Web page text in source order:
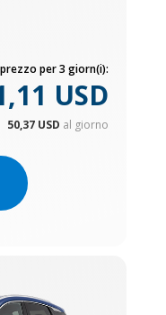
per 3 giorn(i):
USD
50,37 USD al giorno